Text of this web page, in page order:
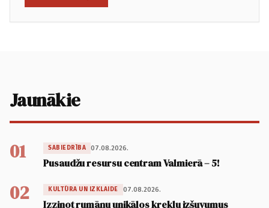
Jaunākie
01 SABIEDRĪBA 07.08.2026.
Pusaudžu resursu centram Valmierā – 5!
02 KULTŪRA UN IZKLAIDE 07.08.2026.
Izzinot rumāņu unikālos kreklu izšuvumus